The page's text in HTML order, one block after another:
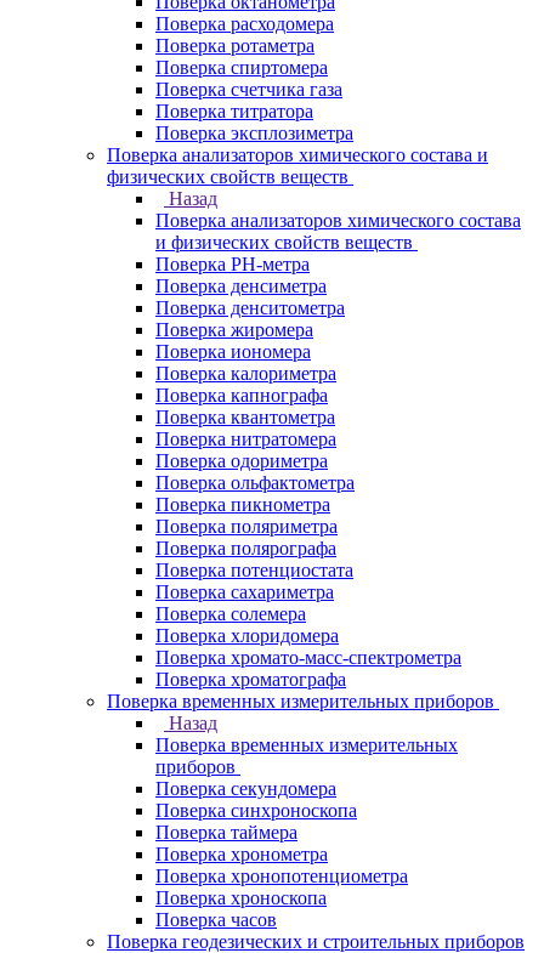
Поверка расходомера
Поверка ротаметра
Поверка спиртомера
Поверка счетчика газа
Поверка титратора
Поверка эксплозиметра
Поверка анализаторов химического состава и
физических свойств веществ
Назад
Поверка анализаторов химического состава
и физических свойств веществ
Поверка PH-метра
Поверка денсиметра
Поверка денситометра
Поверка жиромера
Поверка иономера
Поверка калориметра
Поверка капнографа
Поверка квантометра
Поверка нитратомера
Поверка одориметра
Поверка ольфактометра
Поверка пикнометра
Поверка поляриметра
Поверка полярографа
Поверка потенциостата
Поверка сахариметра
Поверка солемера
Поверка хлоридомера
Поверка хромато-масс-спектрометра
Поверка хроматографа
Поверка временных измерительных приборов
Назад
Поверка временных измерительных
приборов
Поверка секундомера
Поверка синхроноскопа
Поверка таймера
Поверка хронометра
Поверка хронопотенциометра
Поверка хроноскопа
Поверка часов
Поверка геодезических и строительных приборов